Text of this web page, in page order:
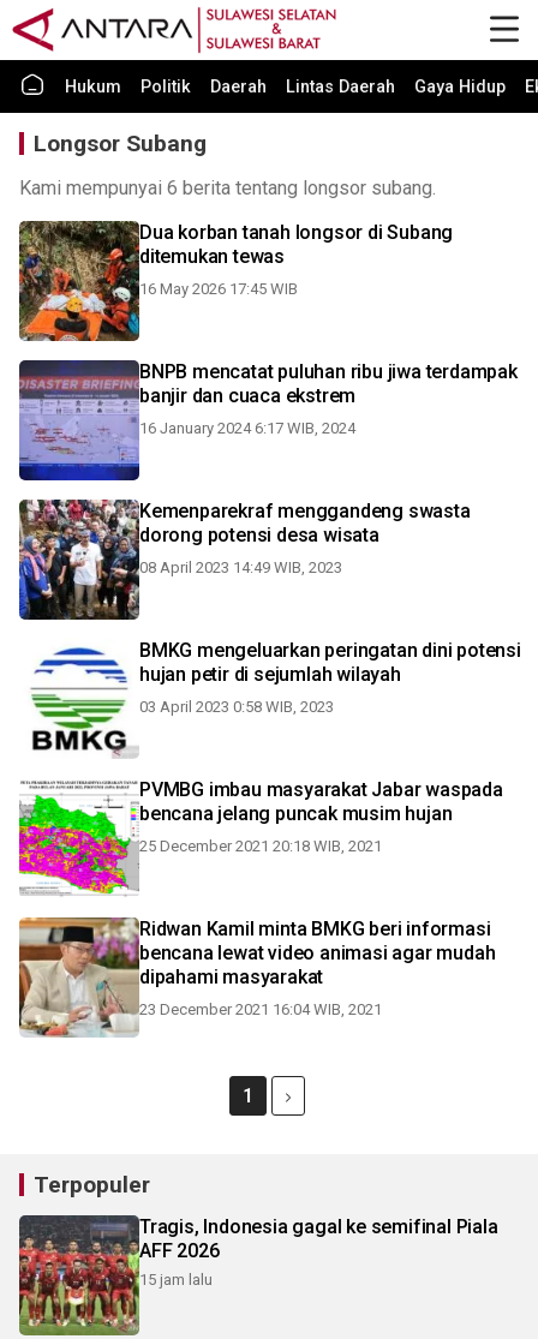
Hukum Politik Daerah Lintas Daerah Gaya Hidup
Longsor Subang
Kami mempunyai 6 berita tentang longsor subang.
Dua korban tanah longsor di Subang
ditemukan tewas
16 May 2026 17:45 WIB
BNPB mencatat puluhan ribu jiwa terdampak
banjir dan cuaca ekstrem
16 January 2024 6:17 WIB, 2024
Kemenparekraf menggandeng swasta
dorong potensi desa wisata
08 April 2023 14:49 WIB, 2023
BMKG mengeluarkan peringatan dini potensi
hujan petir di sejumlah wilayah
03 April 2023 0:58 WIB, 2023
PVMBG imbau masyarakat Jabar waspada
bencana jelang puncak musim hujan
25 December 2021 20:18 WIB, 2021
Ridwan Kamil minta BMKG beri informasi
bencana lewat video animasi agar mudah
dipahami masyarakat
23 December 2021 16:04 WIB, 2021
1
Terpopuler
Tragis, Indonesia gagal ke semifinal Piala
AFF 2026
15 jam lalu